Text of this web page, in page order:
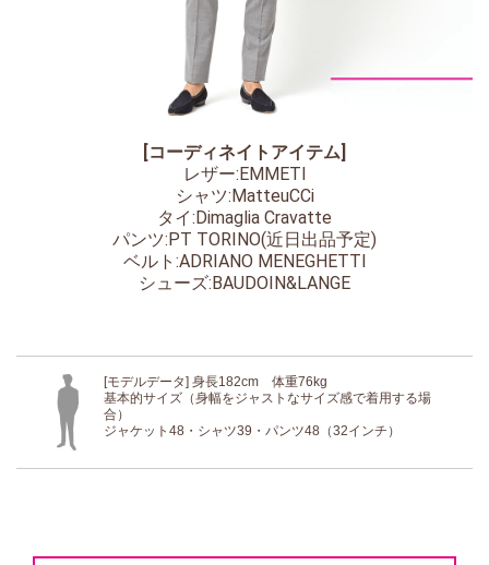
[コーディネイトアイテム]
レザー:EMMETI
シャツ:MatteuCCi
タイ:Dimaglia Cravatte
パンツ:PT TORINO(近日出品予定)
ベルト:ADRIANO MENEGHETTI
シューズ:BAUDOIN&LANGE
[モデルデータ] 身長182cm 体重76kg
基本的サイズ（身幅をジャストなサイズ感で着用する場
合）
ジャケット48・シャツ39・パンツ48（32インチ）